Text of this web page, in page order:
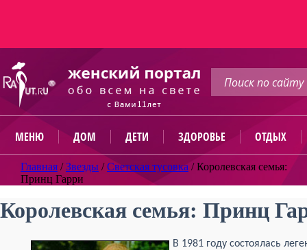
МЕНЮ ДОМ ДЕТИ ЗДОРОВЬЕ ОТДЫХ
Главная /Звезды /Светская тусовка /Королевская семья:
Принц Гарри
Королевская семья: Принц
В 1981 году состоялась